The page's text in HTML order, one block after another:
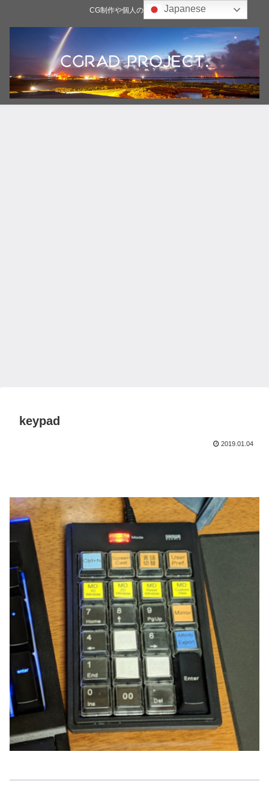
CG制作や個人の雑記ブログ
keypad
2019.01.04
Japanese